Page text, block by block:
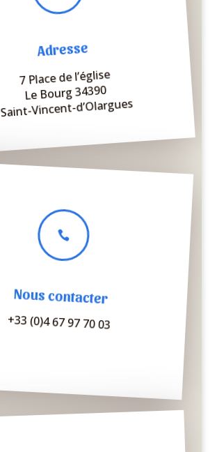
Adresse
7 Place de l’église
Le Bourg 34390
Saint-Vincent-d’Olargues

Nous contacter
+33 (0)4 67 97 70 03